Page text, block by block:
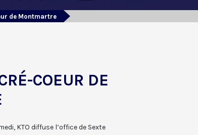
de Montmartre
COEUR DE
KTO diffuse l’office de Sexte